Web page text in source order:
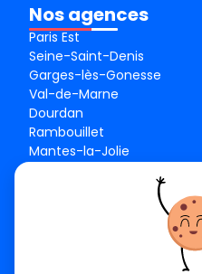
Nos agences
Paris Est
Seine-Saint-Denis
Garges-lès-Gonesse
Val-de-Marne
Dourdan
Rambouillet
Mantes-la-Jolie